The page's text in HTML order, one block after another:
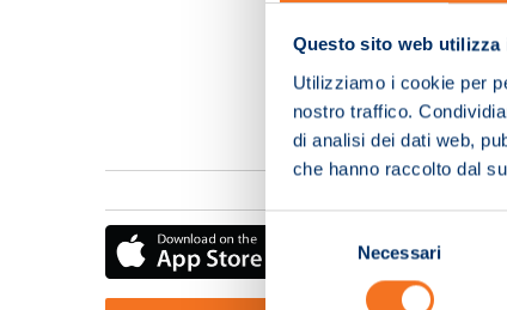
Questo sito web utilizza
Utilizziamo i cookie per
nostro traffico.
di analisi dei dati web,
che hanno raccolto dal
Selezione
consenso
Necessari